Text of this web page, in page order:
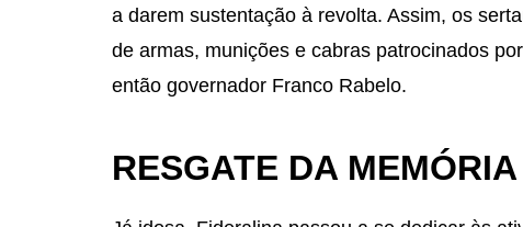
a darem sustentação à revolta. Assim, os
de armas, munições e cabras patrocinados
então governador Franco Rabelo.
RESGATE DA MEMÓRIA